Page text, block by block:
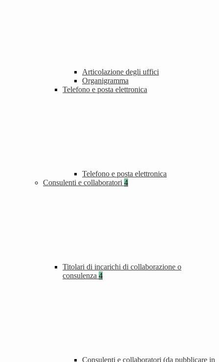
Articolazione degli uffici
Organigramma
Telefono e posta elettronica
Telefono e posta elettronica
Consulenti e collaboratori 4
Titolari di incarichi di collaborazione o
consulenza 4
Consulenti e collaboratori (da pubblicare in